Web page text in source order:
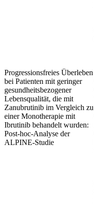
Progressionsfreies Überleben
bei Patienten mit geringer
gesundheitsbezogener
Lebensqualität, die mit
Zanubrutinib im Vergleich zu
einer Monotherapie mit
Ibrutinib behandelt wurden:
Post-hoc-Analyse der
ALPINE-Studie